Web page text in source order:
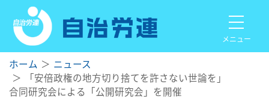
メニュー
ホーム
ニュース
「安倍政権の地方切り捨てを許さない世論を」
合同研究会による「公開研究会」を開催